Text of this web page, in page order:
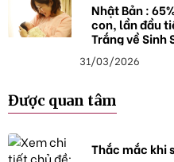
Nhật Bản :
con, lần đầu
Trắng về Sinh
31/03/2026
Được quan tâm
Thắc mắc khi